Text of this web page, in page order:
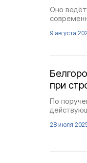
Оно
9 августа
при
По
28 июля